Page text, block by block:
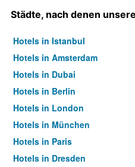
Städte, nach denen
Hotels in Istanbul
Hotels in Amsterdam
Hotels in Dubai
Hotels in Berlin
Hotels in London
Hotels in München
Hotels in Paris
Hotels in Dresden